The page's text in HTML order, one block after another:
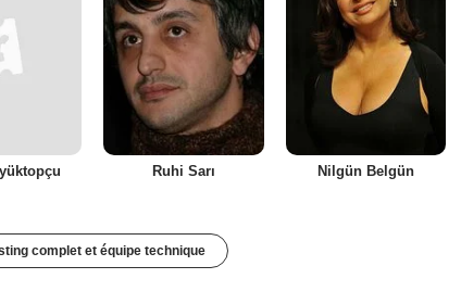
Ruhi Sarı Nilgün Belgün
complet et équipe technique